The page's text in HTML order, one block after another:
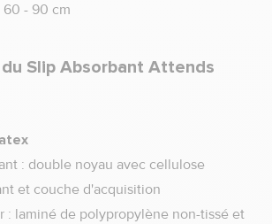
60 - 90 cm
Slip Absorbant Attends
: double noyau avec cellulose
et couche d'acquisition
: laminé de polypropylène non-tissé et